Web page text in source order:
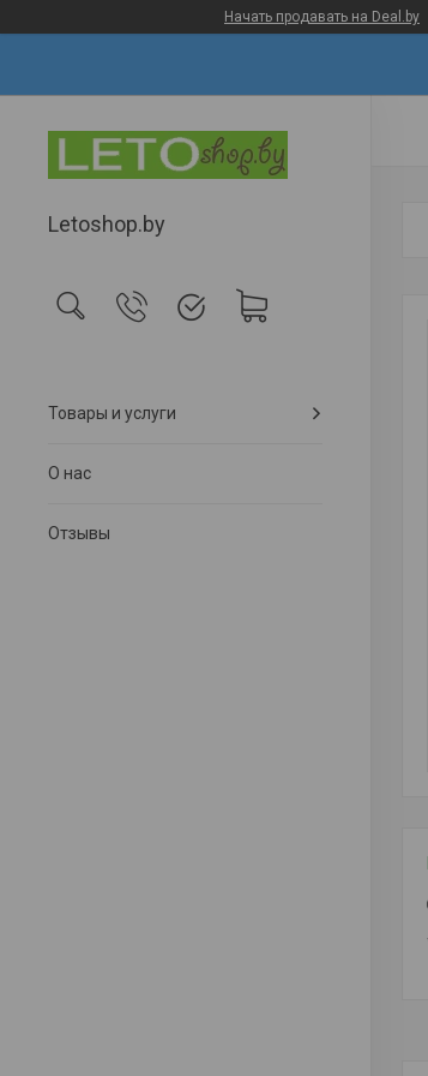
Начать продавать на Deal.by
Letoshop.by
Товары и услуги
О нас
Отзывы